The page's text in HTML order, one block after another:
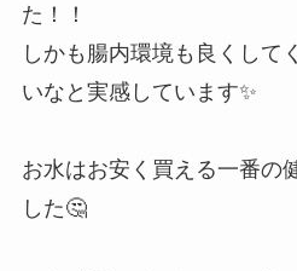
た！！
しかも腸内環境も良くして
いなと実感しています✨
お水はお安く買える一番の
した🤔